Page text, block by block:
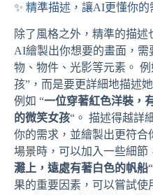
✨ 精準描述，讓AI更懂你的
除了風格之外，精準的描
AI繪製出你想要的畫面，需
物、物件、光影等元素。
孩”，而是要更詳細地描述
例如 “一位穿著紅色洋裝，
的微笑女孩“。 描述得越詳
你的需求，並繪製出更符合
場景時，可以加入一些細節
灘上，遠處有著白色的帆船
果的重要因素，可以嘗試使